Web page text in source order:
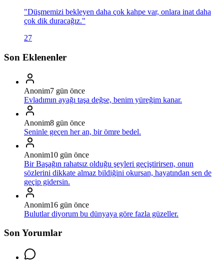
"Düşmemizi bekleyen daha çok kahpe var, onlara inat daha
çok dik duracağız."
27
Son Eklenenler
Anonim7 gün önce
Evladımın ayağı taşa değse, benim yüreğim kanar.
Anonim8 gün önce
Seninle geçen her an, bir ömre bedel.
Anonim10 gün önce
Bir Başağın rahatsız olduğu şeyleri geçiştirirsen, onun
sözlerini dikkate almaz bildiğini okursan, hayatından sen de
geçip gidersin.
Anonim16 gün önce
Bulutlar diyorum bu dünyaya göre fazla güzeller.
Son Yorumlar